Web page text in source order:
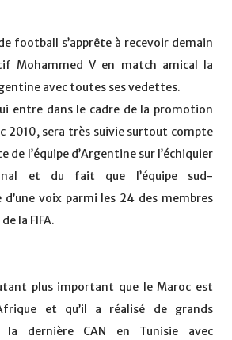
football s’apprête à recevoir demain
Mohammed V en match amical la
avec toutes ses vedettes.
entre dans le cadre de la promotion
2010, sera très suivie surtout compte
de l’équipe d’Argentine sur l’échiquier
et du fait que l’équipe sud-
d’une voix parmi les 24 des membres
la FIFA.
plus important que le Maroc est
et qu’il a réalisé de grands
dernière CAN en Tunisie avec